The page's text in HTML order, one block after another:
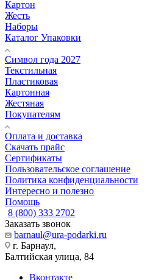
Картон
Жесть
Наборы
Каталог Упаковки
Символ года 2027
Текстильная
Пластиковая
Картонная
Жестяная
Покупателям
Оплата и доставка
Скачать прайс
Сертификаты
Пользовательское соглашение
Политика конфиденциальности
Интересно и полезно
Помощь
8 (800) 333 2702
Заказать звонок
barnaul@ura-podarki.ru
г. Барнаул,
Балтийская улица, 84
Вконтакте